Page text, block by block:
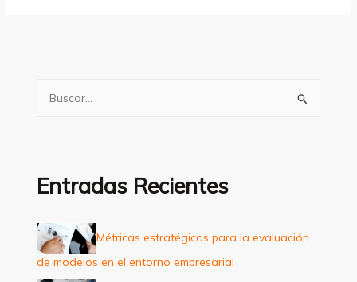
a
p
o
r
Entradas Recientes
Métricas estratégicas para la evaluación
de modelos en el entorno empresarial